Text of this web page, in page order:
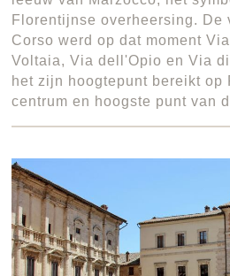
Florentijnse overheersing. De
Corso werd op dat moment
Voltaia, Via dell'Opio en Via
het zijn hoogtepunt bereikt op
centrum en hoogste punt van